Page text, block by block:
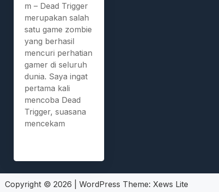
m – Dead Trigger
merupakan salah
satu game zombie
yang berhasil
mencuri perhatian
gamer di seluruh
dunia. Saya ingat
pertama kali
mencoba Dead
Trigger, suasana
mencekam
Copyright © 2026 WordPress Theme: Xews Lite